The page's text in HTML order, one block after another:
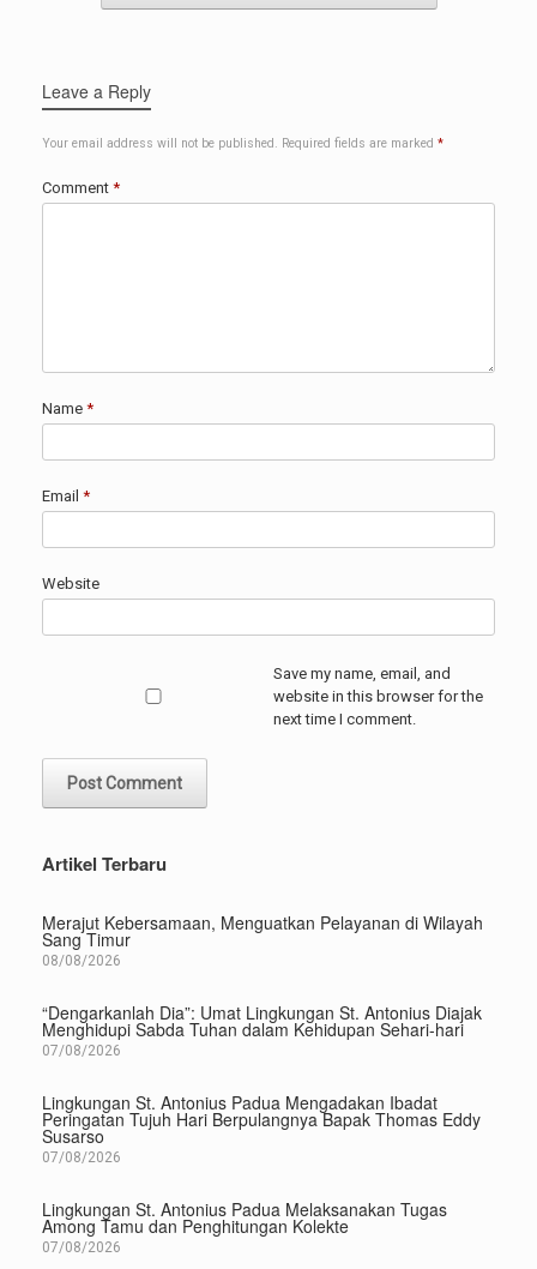
Leave a Reply
Your email address will not be published. Required fields are marked *
Comment *
Name *
Email *
Website
Save my name, email, and
website in this browser for the
next time I comment.
Artikel Terbaru
Merajut Kebersamaan, Menguatkan Pelayanan di Wilayah
Sang Timur
08/08/2026
“Dengarkanlah Dia”: Umat Lingkungan St. Antonius Diajak
Menghidupi Sabda Tuhan dalam Kehidupan Sehari-hari
07/08/2026
Lingkungan St. Antonius Padua Mengadakan Ibadat
Peringatan Tujuh Hari Berpulangnya Bapak Thomas Eddy
Susarso
07/08/2026
Lingkungan St. Antonius Padua Melaksanakan Tugas
Among Tamu dan Penghitungan Kolekte
07/08/2026